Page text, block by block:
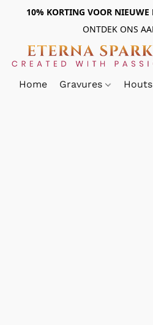
10% KORTING VOOR
ONTDEK ONS
Home Gravures